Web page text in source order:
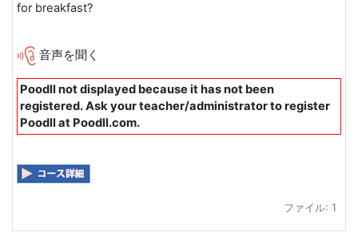
for breakfast?
音声を聞く
Poodll not displayed because it has not been
registered. Ask your teacher/administrator to register
Poodll at Poodll.com.
ファイル: 1